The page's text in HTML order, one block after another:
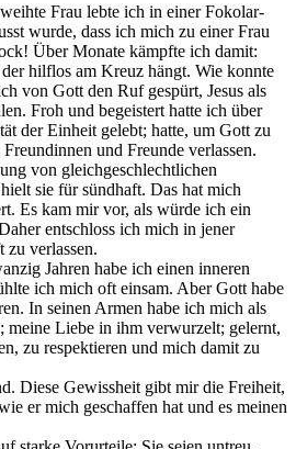
Frau lebte ich in einer Fokolar-
wurde, dass ich mich zu einer Frau
Über Monate kämpfte ich damit:
hilflos am Kreuz hängt. Wie konnte
von Gott den Ruf gespürt, Jesus als
Froh und begeistert hatte ich über
der Einheit gelebt; hatte, um Gott zu
und Freunde verlassen.
von gleichgeschlechtlichen
sie für sündhaft. Das hat mich
Es kam mir vor, als würde ich ein
entschloss ich mich in jener
zu verlassen.
Jahren habe ich einen inneren
ich mich oft einsam. Aber Gott habe
In seinen Armen habe ich mich als
meine Liebe in ihm verwurzelt; gelernt,
zu respektieren und mich damit zu
Diese Gewissheit gibt mir die Freiheit,
er mich geschaffen hat und es meinen